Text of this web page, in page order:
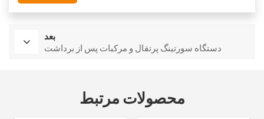
بعد
دستگاه سورتینگ پرتقال و مرکبات پس از برداشت
محصولات مرتبط